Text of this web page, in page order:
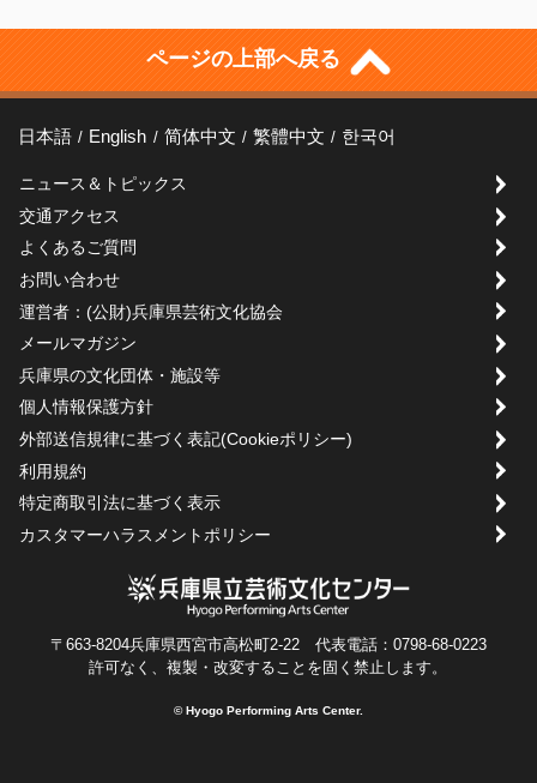
ページの上部へ戻る
日本語 English 简体中文 繁體中文 한국어
ニュース＆トピックス
交通アクセス
よくあるご質問
お問い合わせ
運営者：(公財)兵庫県芸術文化協会
メールマガジン
兵庫県の文化団体・施設等
個人情報保護方針
外部送信規律に基づく表記(Cookieポリシー)
利用規約
特定商取引法に基づく表示
カスタマーハラスメントポリシー
〒663-8204兵庫県西宮市高松町2-22 代表電話：0798-68-0223
許可なく、複製・改変することを固く禁止します。
© Hyogo Performing Arts Center.